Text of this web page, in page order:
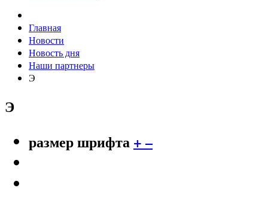
Главная
Новости
Новость дня
Наши партнеры
Э
Э
размер шрифта + –